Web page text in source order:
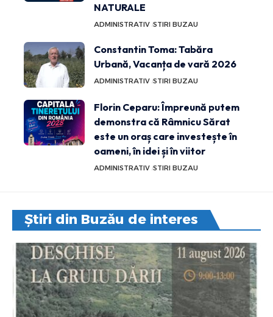
NATURALE
ADMINISTRATIV STIRI BUZAU
Constantin Toma: Tabăra
Urbană, Vacanța de vară 2026
ADMINISTRATIV STIRI BUZAU
Florin Ceparu: Împreună putem
demonstra că Râmnicu Sărat
este un oraș care investește în
oameni, în idei și în viitor
ADMINISTRATIV STIRI BUZAU
Știri din Buzău de interes